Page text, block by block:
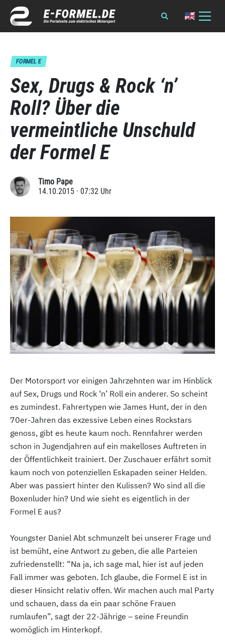
FORMEL E
Sex, Drugs & Rock ‘n’
Roll? Über die
vermeintliche Unschuld
der Formel E
Timo Pape
14.10.2015 · 07:32 Uhr
Der Motorsport vor einigen Jahrzehnten war im Hinblick
auf Sex, Drugs und Rock ‘n’ Roll ein anderer. So scheint
es zumindest. Fahrertypen wie James Hunt, der in den
70er-Jahren das exzessive Leben eines Rockstars
genoss, gibt es heute kaum noch. Rennfahrer werden
schon in Jugendjahren auf ein makelloses Auftreten in
der Öffentlichkeit trainiert. Der Zuschauer erfährt somit
kaum noch von potenziellen Eskapaden seiner Helden.
Aber was passiert hinter den Kulissen? Wo sind all die
Boxenluder hin? Und wie sieht es eigentlich in der
Formel E aus?
Youngster Daniel Abt schmunzelt bei unserer Frage und
ist bemüht, eine Antwort zu geben, die alle Parteien
zufriedenstellt: “Na ja, ich sage mal, hier ist auf jeden
Fall immer was geboten. Ich glaube, die Formel E ist in
dieser Hinsicht relativ offen. Wir machen auch mal Party
und schauen, dass da ein paar schöne Frauen
rumlaufen”, sagt der 22-Jährige – seine Freundin
womöglich im Hinterkopf.